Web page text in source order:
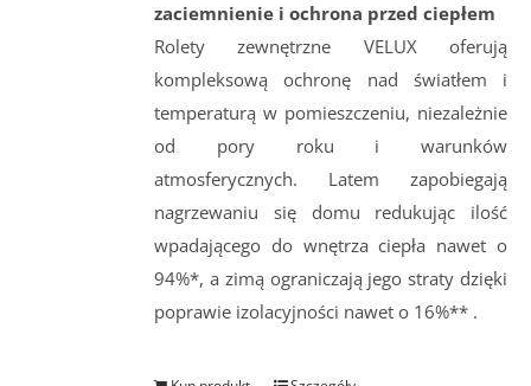
zaciemnienie i ochrona przed ciepłem
Rolety zewnętrzne VELUX oferują
kompleksową ochronę nad światłem i
temperaturą w pomieszczeniu, niezależnie
od pory roku i warunków
atmosferycznych. Latem zapobiegają
nagrzewaniu się domu redukując ilość
wpadającego do wnętrza ciepła nawet o
94%*, a zimą ograniczają jego straty dzięki
poprawie izolacyjności nawet o 16%** .